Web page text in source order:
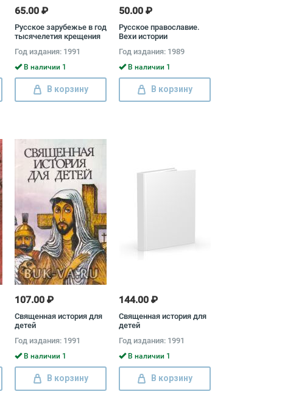
65.00 ₽
Русское зарубежье в год
тысячелетия крещения
Год издания: 1991
В наличии 1
В корзину
50.00 ₽
Русское православие.
Вехи истории
Год издания: 1989
В наличии 1
В корзину
107.00 ₽
Священная история для
детей
Год издания: 1991
В наличии 1
В корзину
144.00 ₽
Священная история для
детей
Год издания: 1991
В наличии 1
В корзину